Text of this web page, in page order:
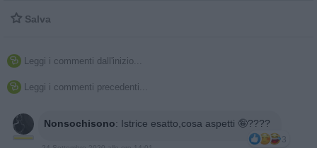
 Salva
 Leggi i commenti dall'inizio...
 Leggi i commenti precedenti...
Nonsochisono: Istrice esatto,cosa aspetti 🤪????
3